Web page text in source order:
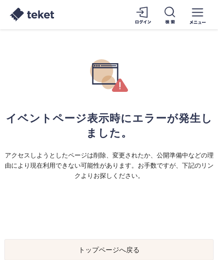
イベントページ表示時にエラーが発生し
ました。
アクセスしようとしたページは削除、変更されたか、公開準備中などの理
由により現在利用できない可能性があります。お手数ですが、下記のリン
クよりお探しください。
トップページへ戻る